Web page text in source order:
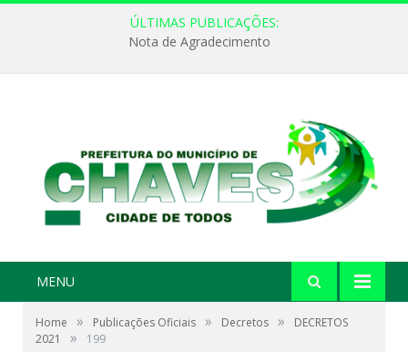
ÚLTIMAS PUBLICAÇÕES:
Nota de Agradecimento
MENU
Home » Publicações Oficiais » Decretos »
DECRETOS
2021
» 199